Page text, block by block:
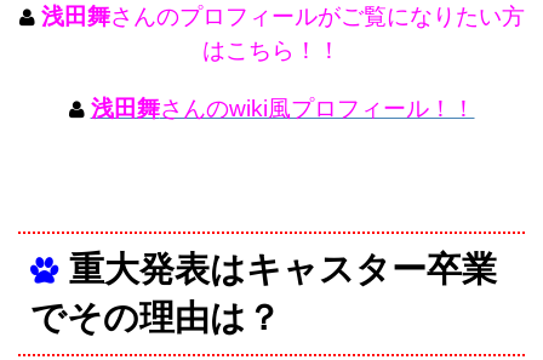
浅田舞さんのプロフィールがご覧になりたい方
はこちら！！
浅田舞さんのwiki風プロフィール！！
重大発表はキャスター卒業
でその理由は？